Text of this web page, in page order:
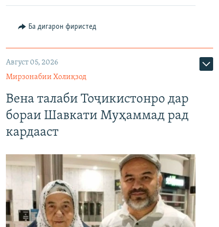
Ба дигарон фиристед
Август 05, 2026
Мирзонабии Холиқзод
Вена талаби Тоҷикистонро дар
бораи Шавкати Муҳаммад рад
кардааст